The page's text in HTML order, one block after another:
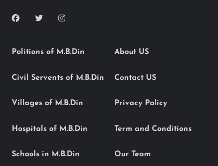
Politions of M.B.Din
Civil Servents of M.B.Din
Villages of M.B.Din
Hospitals of M.B.Din
Schools in M.B.Din
About US
Contact US
Privacy Policy
Term and Conditions
Our Team